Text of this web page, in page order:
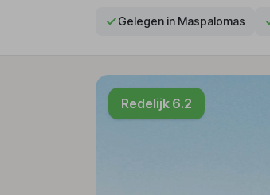
Gelegen in Maspalomas
Redelijk 6.2